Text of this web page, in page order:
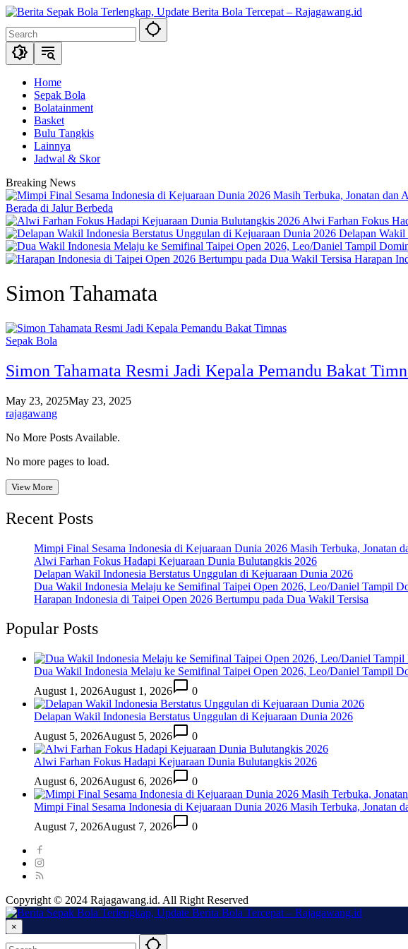
Skip
content
Home
Sepak Bola
Bolatainment
Basket
Bulu Tangkis
Lainnya
Jadwal & Skor
Breaking News
Berada di Jalur Berbeda
Alwi Farhan Fokus
Delapan Wakil
Harapan
Simon Tahamata
Sepak Bola
Simon Tahamata Resmi Jadi Kepala Pemandu Bakat
May 23, 2025May 23, 2025
rajagawang
No More Posts Available.
No more pages to load.
View More
Recent Posts
Mimpi Final Sesama Indonesia di Kejuaraan Dunia 2026 Masih Terbuka, Jonatan
Alwi Farhan Fokus Hadapi Kejuaraan Dunia Bulutangkis 2026
Delapan Wakil Indonesia Berstatus Unggulan di Kejuaraan Dunia 2026
Dua Wakil Indonesia Melaju ke Semifinal Taipei Open 2026, Leo/Daniel Tampil
Harapan Indonesia di Taipei Open 2026 Bertumpu pada Dua Wakil Tersisa
Popular Posts
Dua Wakil Indonesia Melaju ke Semifinal Taipei Open 2026, Leo/Daniel Tampil
August 1, 2026August 1, 2026 0
Delapan Wakil Indonesia Berstatus Unggulan di Kejuaraan Dunia 2026
August 5, 2026August 5, 2026 0
Alwi Farhan Fokus Hadapi Kejuaraan Dunia Bulutangkis 2026
August 6, 2026August 6, 2026 0
Mimpi Final Sesama Indonesia di Kejuaraan Dunia 2026 Masih Terbuka, Jonatan
August 7, 2026August 7, 2026 0
Copyright © 2024 Rajagawang.id. All Right Reserved
×